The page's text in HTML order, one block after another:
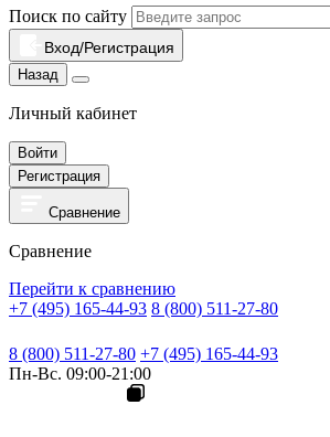
Поиск по сайту
Вход/Регистрация
Назад
Личный кабинет
Войти
Регистрация
Сравнение
Сравнение
Перейти к сравнению
+7 (495) 165-44-93 8 (800) 511-27-80
8 (800) 511-27-80 +7 (495) 165-44-93
Пн-Вс. 09:00-21:00